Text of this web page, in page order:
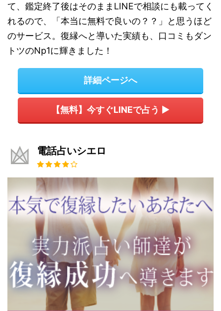
て、鑑定終了後はそのままLINEで相談にも載ってく
れるので、「本当に無料で良いの？？」と思うほど
のサービス。復縁へと導いた実績も、口コミもダン
トツのNp1に輝きました！
詳細ページへ
【無料】今すぐLINEで占う ▶
電話占いシエロ